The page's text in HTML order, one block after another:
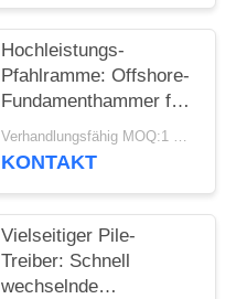
Hochleistungs-
Pfahlramme: Offshore-
Fundamenthammer für
die effiziente
Installation von
Verhandlungsfähig MOQ:1 Satz
KONTAKT
Vielseitiger Pile-
Treiber: Schnell
wechselnde